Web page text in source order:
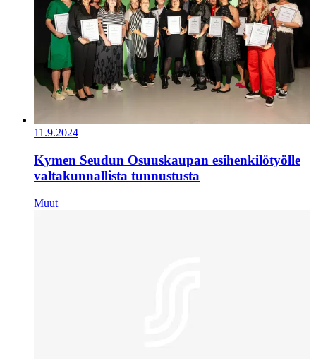
11.9.2024
Kymen Seudun Osuuskaupan esihenkilötyölle
valtakunnallista tunnustusta
Muut